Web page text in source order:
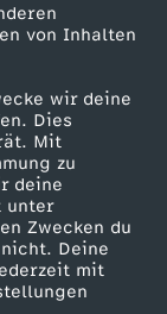
von Inhalten
wir deine
Dies
Mit
zu
deine
unter
Zwecken du
Deine
mit